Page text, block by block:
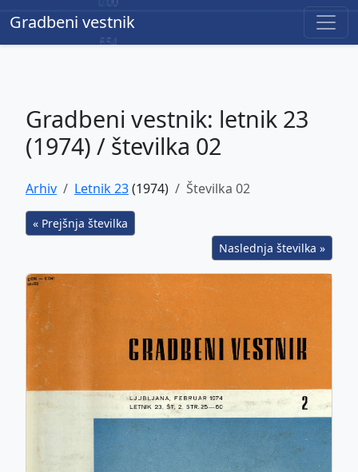
Gradbeni vestnik
Gradbeni vestnik
Gradbeni vestnik: letnik 23
(1974) / številka 02
Arhiv Letnik 23(1974) Številka 02
« Prejšnja številka
Naslednja številka »